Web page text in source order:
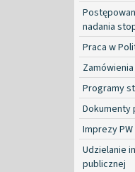
nadania
Praca w
Programy
Dokumenty
Imprezy PW
Udzielanie
publicznej